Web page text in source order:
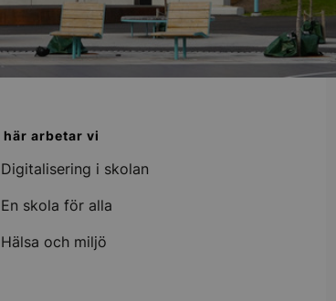
här arbetar vi
Digitalisering i skolan
En skola för alla
Hälsa och miljö